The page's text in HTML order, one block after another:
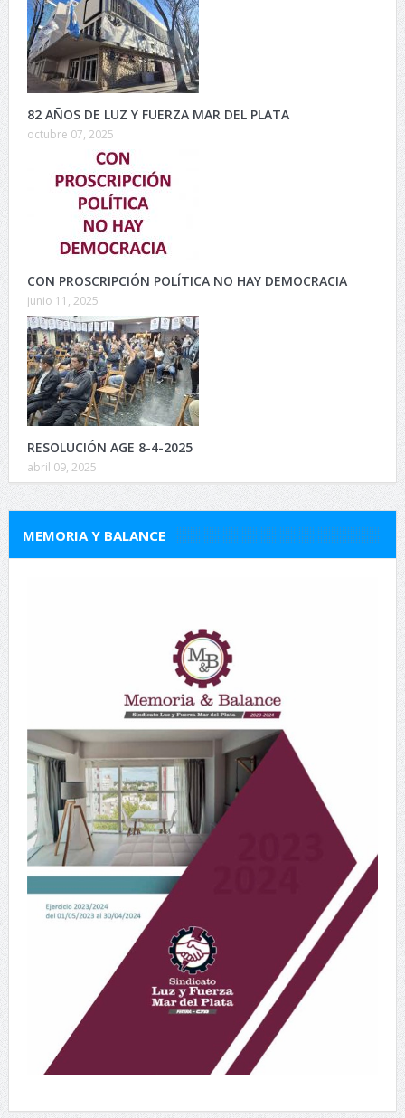
82 AÑOS DE LUZ Y FUERZA MAR DEL PLATA
octubre 07, 2025
CON PROSCRIPCIÓN POLÍTICA NO HAY DEMOCRACIA
junio 11, 2025
RESOLUCIÓN AGE 8-4-2025
abril 09, 2025
MEMORIA Y BALANCE